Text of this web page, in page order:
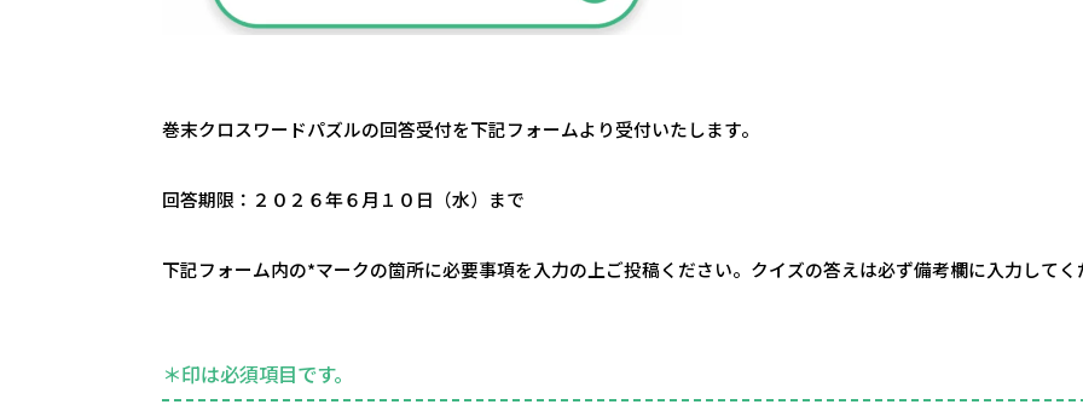
巻末クロスワードパズルの回答受付を下記フォームより受付いたします。
回答期限：２０２６年６月１０日（水）まで
下記フォーム内の*マークの箇所に必要事項を入力の上ご投稿ください。クイズの答えは必ず備考欄に入力して
＊印は必須項目です。